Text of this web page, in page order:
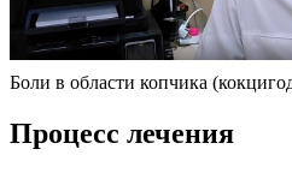
Боли в области копчика
Процесс лечения